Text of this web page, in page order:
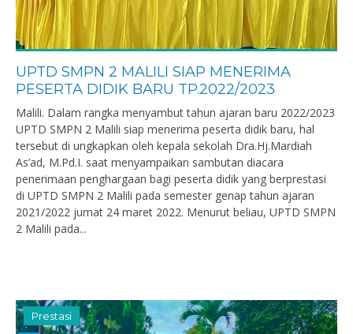
UPTD SMPN 2 MALILI SIAP MENERIMA
PESERTA DIDIK BARU TP.2022/2023
Malili. Dalam rangka menyambut tahun ajaran baru 2022/2023
UPTD SMPN 2 Malili siap menerima peserta didik baru, hal
tersebut di ungkapkan oleh kepala sekolah Dra.Hj.Mardiah
As’ad, M.Pd.I. saat menyampaikan sambutan diacara
penerimaan penghargaan bagi peserta didik yang berprestasi
di UPTD SMPN 2 Malili pada semester genap tahun ajaran
2021/2022 jumat 24 maret 2022. Menurut beliau, UPTD SMPN
2 Malili pada...
Prestasi